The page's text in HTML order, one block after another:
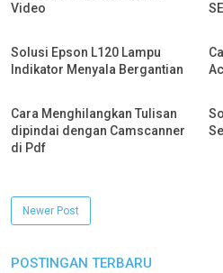
Video
Solusi Epson L120 Lampu
Indikator Menyala Bergantian
Cara Menghilangkan Tulisan
dipindai dengan Camscanner
di Pdf
Newer Post
POSTINGAN TERBARU